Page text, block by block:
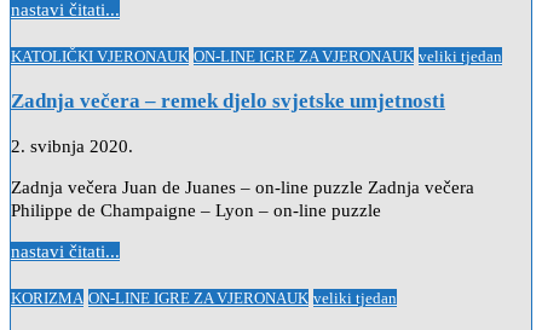
nastavi čitati...
Posted
KATOLIČKI VJERONAUK ON-LINE IGRE ZA VJERONAUK veliki tjedan
Zadnja večera – remek djelo svjetske umjetnosti
2. svibnja 2020.
Zadnja večera Juan de Juanes – on-line puzzle Zadnja večera
Philippe de Champaigne – Lyon – on-line puzzle
nastavi čitati...
Posted
KORIZMA ON-LINE IGRE ZA VJERONAUK veliki tjedan